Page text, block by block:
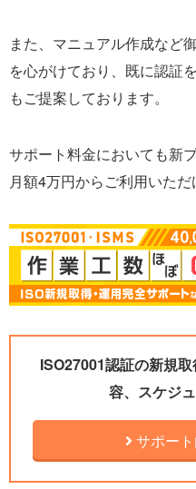
また、マニュアル作成など
を心がけており、既に認証
もご提案しております。
サポート料金においても新
月額4万円からご利用いただ
ISO27001認証の新規
容、スケジ
サポー